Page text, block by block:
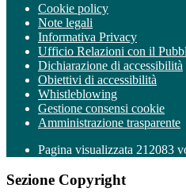
Cookie policy
Note legali
Informativa Privacy
Ufficio Relazioni con il
Dichiarazione di accessibilità
Obiettivi di accessibilità
Whistleblowing
Gestione consensi cookie
Amministrazione trasparente
Pagina visualizzata 212083
Sezione Copyright